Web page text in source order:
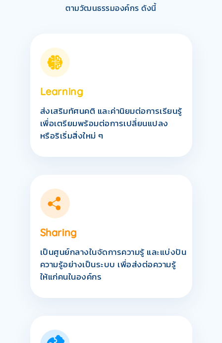
ตามวัฒนธรรมองค์กร ดังนี้
Learning
ส่งเสริมทัศนคติ และค่านิยมต่อการเรียนรู้
เพื่อเตรียมพร้อมต่อการเปลี่ยนแปลง
หรือริเริ่มสิ่งใหม่ ๆ
Sharing
เป็นศูนย์กลางในจัดการความรู้ และแบ่งปัน
ความรู้อย่างเป็นระบบ เพื่อส่งต่อความรู้
ให้แก่คนในองค์กร